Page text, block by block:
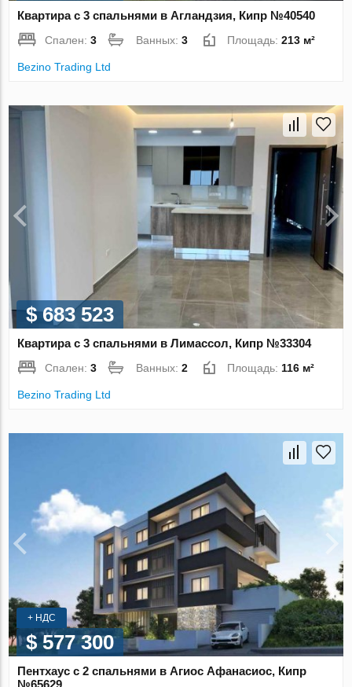
Квартира с 3 спальнями в Агландзия, Кипр №40540
Спален:3 Ванных:3 Площадь:213 м²
Bezino Trading Ltd
$ 683 523
Квартира с 3 спальнями в Лимассол, Кипр №33304
Спален:3 Ванных:2 Площадь: 116 м²
Bezino Trading Ltd
+ НДС
$ 577 300
Пентхаус с 2 спальнями в Агиос Афанасиос, Кипр
№65629